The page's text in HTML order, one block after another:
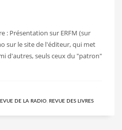
: Présentation sur ERFM (sur
sur le site de l'éditeur, qui met
d'autres, seuls ceux du "patron"
DE LA RADIO REVUE DES LIVRES